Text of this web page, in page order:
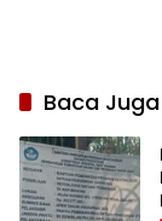
Baca Juga